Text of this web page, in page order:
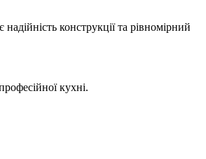
конструкції та рівномірний
кухні.